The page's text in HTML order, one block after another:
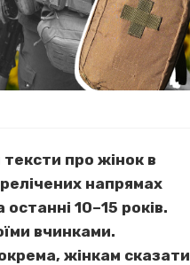
про жінок в
напрямах
10–15 років.
вчинками.
жінкам сказати